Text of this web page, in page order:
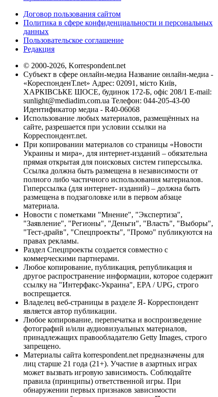
Договор пользования сайтом
Политика в сфере конфиденциальности и персональных
данных
Пользовательское соглашение
Редакция
© 2000-2026, Korrespondent.net
Субъект в сфере онлайн-медиа Название онлайн-медиа -
«КореспонденТ.net» Адрес: 02091, місто Київ,
ХАРКІВСЬКЕ ШОСЕ, будинок 172-Б, офіс 208/1 E-mail:
sunlight@mediadim.com.ua Телефон: 044-205-43-00
Идентификатор медиа - R40-06068
Использование любых материалов, размещённых на
сайте, разрешается при условии ссылки на
Корреспондент.net.
При копировании материалов со страницы «Новости
Украины и мира», для интернет-изданий – обязательна
прямая открытая для поисковых систем гиперссылка.
Ссылка должна быть размещена в независимости от
полного либо частичного использования материалов.
Гиперссылка (для интернет- изданий) – должна быть
размещена в подзаголовке или в первом абзаце
материала.
Новости с пометками "Мнение", "Экспертиза",
"Заявление", "Регионы", "Деньги", "Власть", "Выборы",
"Тест-драйв", "Спецпроекты", "Промо" публикуются на
правах рекламы.
Раздел Спецпроекты создается совместно с
коммерческими партнерами.
Любое копирование, публикация, републикация и
другое распространение информации, которое содержит
ссылку на "Интерфакс-Украина", EPA / UPG, строго
воспрещается.
Владелец веб-страницы в разделе Я- Корреспондент
является автор публикации.
Любое копирование, перепечатка и воспроизведение
фотографий и/или аудиовизуальных материалов,
принадлежащих правообладателю Getty Images, строго
запрещено.
Материалы сайта korrespondent.net предназначены для
лиц старше 21 года (21+). Участие в азартных играх
может вызвать игровую зависимость. Соблюдайте
правила (принципы) ответственной игры. При
обнаружении первых признаков зависимости